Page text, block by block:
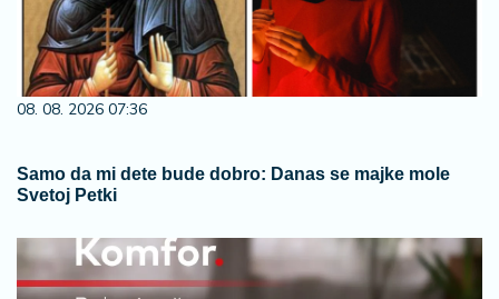
08. 08. 2026 07:36
Samo da mi dete bude dobro: Danas se majke mole
Svetoj Petki